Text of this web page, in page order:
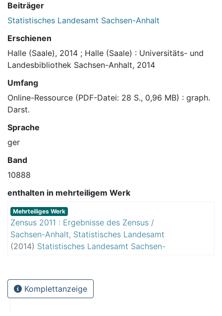
Beiträger
Statistisches Landesamt Sachsen-Anhalt
Erschienen
Halle (Saale), 2014 ; Halle (Saale) : Universitäts- und
Landesbibliothek Sachsen-Anhalt, 2014
Umfang
Online-Ressource (PDF-Datei: 28 S., 0,96 MB) : graph.
Darst.
Sprache
ger
Band
10888
enthalten in mehrteiligem Werk
Mehrteiliges Werk
Zensus 2011 : Ergebnisse des Zensus /
Sachsen-Anhalt, Statistisches Landesamt
(2014) Statistisches Landesamt Sachsen-
Komplettanzeige